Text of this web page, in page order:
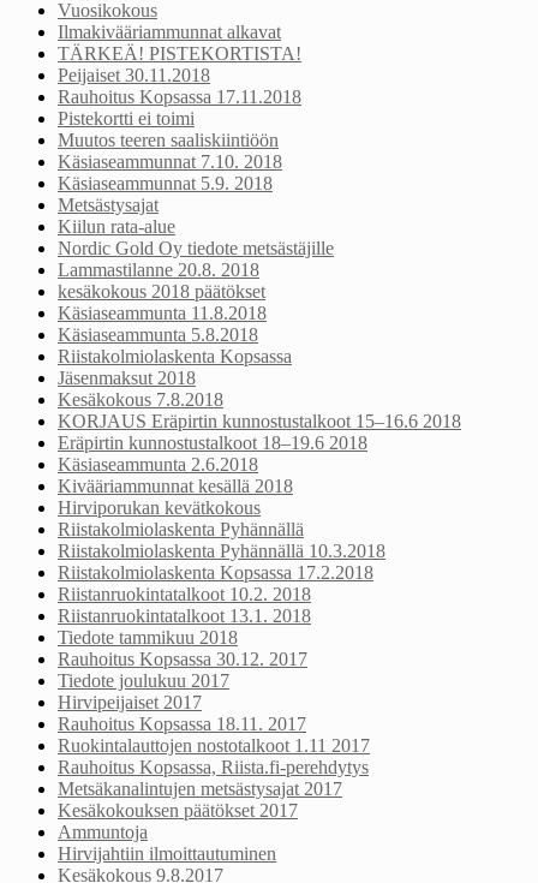
Vuosikokous
Ilmakivääriammunnat alkavat
TÄRKEÄ! PISTEKORTISTA!
Peijaiset 30.11.2018
Rauhoitus Kopsassa 17.11.2018
Pistekortti ei toimi
Muutos teeren saaliskiintiöön
Käsiaseammunnat 7.10. 2018
Käsiaseammunnat 5.9. 2018
Metsästysajat
Kiilun rata-alue
Nordic Gold Oy tiedote metsästäjille
Lammastilanne 20.8. 2018
kesäkokous 2018 päätökset
Käsiaseammunta 11.8.2018
Käsiaseammunta 5.8.2018
Riistakolmiolaskenta Kopsassa
Jäsenmaksut 2018
Kesäkokous 7.8.2018
KORJAUS Eräpirtin kunnostustalkoot 15–16.6 2018
Eräpirtin kunnostustalkoot 18–19.6 2018
Käsiaseammunta 2.6.2018
Kivääriammunnat kesällä 2018
Hirviporukan kevätkokous
Riistakolmiolaskenta Pyhännällä
Riistakolmiolaskenta Pyhännällä 10.3.2018
Riistakolmiolaskenta Kopsassa 17.2.2018
Riistanruokintatalkoot 10.2. 2018
Riistanruokintatalkoot 13.1. 2018
Tiedote tammikuu 2018
Rauhoitus Kopsassa 30.12. 2017
Tiedote joulukuu 2017
Hirvipeijaiset 2017
Rauhoitus Kopsassa 18.11. 2017
Ruokintalauttojen nostotalkoot 1.11 2017
Rauhoitus Kopsassa, Riista.fi-perehdytys
Metsäkanalintujen metsästysajat 2017
Kesäkokouksen päätökset 2017
Ammuntoja
Hirvijahtiin ilmoittautuminen
Kesäkokous 9.8.2017